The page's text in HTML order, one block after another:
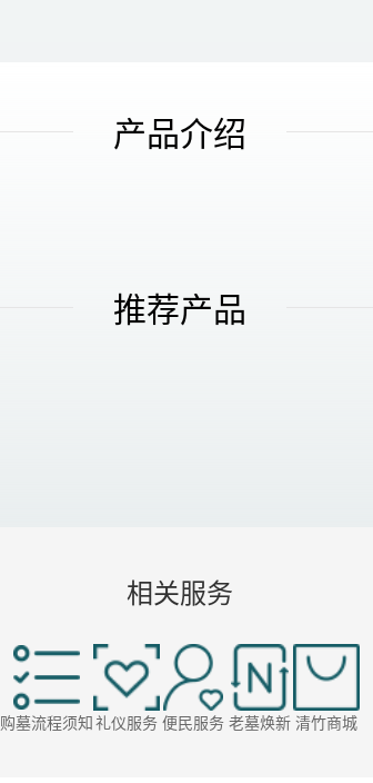
产品介绍
推荐产品
相关服务
购墓流程须知 礼仪服务 便民服务 老墓焕新 清竹商城